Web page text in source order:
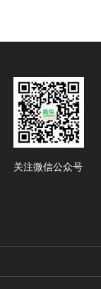
关注微信公众号